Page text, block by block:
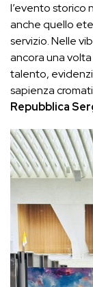
l’evento storico
anche quello
servizio. Nelle
ancora una volta
talento,
sapienza
Repubblica